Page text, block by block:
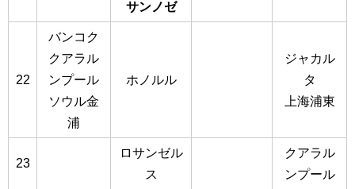
サンノゼ
22
バンコク
クアラル
ンプール
ソウル金
浦
ホノルル
ジャカル
タ
上海浦東
23
ロサンゼル
ス
クアラル
ンプール